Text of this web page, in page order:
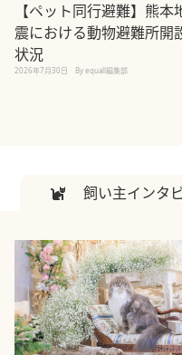
【ペット同行避難】熊本
震における動物避難所開
状況
2026年7月30日 By equall編集部
飼い主インタ